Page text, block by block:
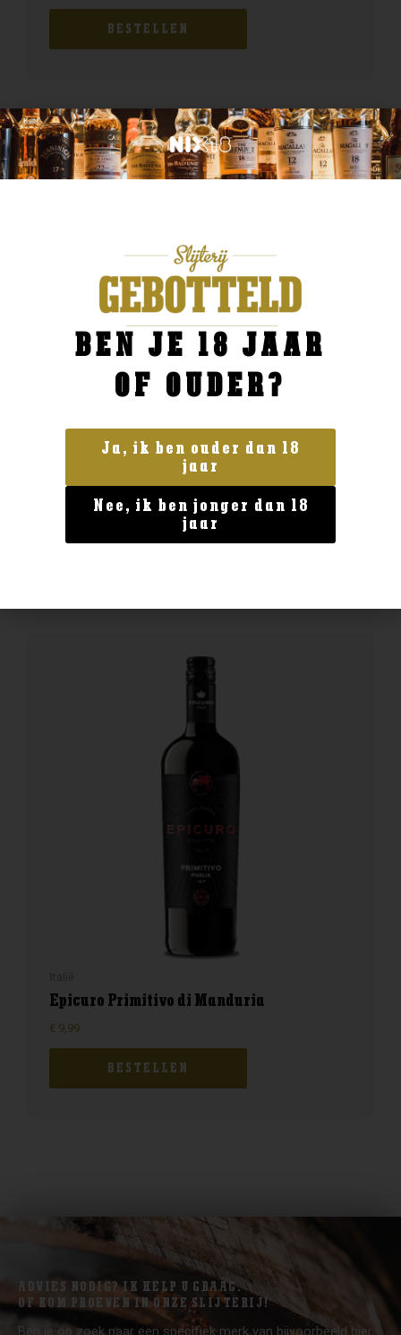
BESTELLEN
Epicuro Negroamaro
Epicuro Primitivo di Manduria
€ 9,99
BESTELLEN
ADVIES NODIG? IK HELP U GRAAG.
OF KOM PROEVEN IN ONZE SLIJTERIJ!
Ben je op zoek naar een specifiek merk van bijvoorbeeld bier,
BEN JE 18 JAAR
OF OUDER?
Ja, ik ben ouder dan 18
jaar
Nee, ik ben jonger dan 18
jaar